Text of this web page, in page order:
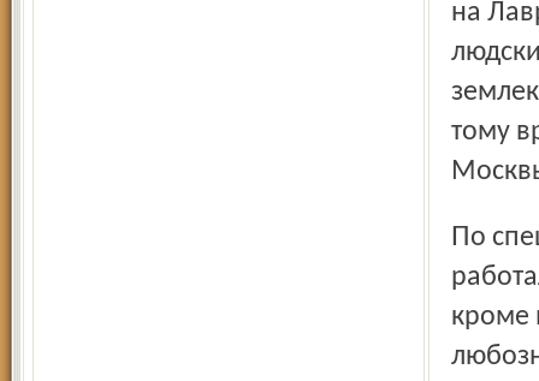
на
тому
По специальности Алексей Игоревич Бурцев врач. 10 лет
кроме